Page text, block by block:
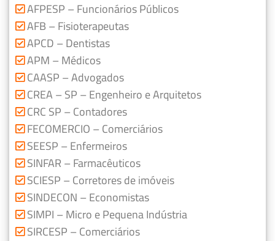
AFPESP – Funcionários Públicos
AFB – Fisioterapeutas
APCD – Dentistas
APM – Médicos
CAASP – Advogados
CREA – SP – Engenheiro e Arquitetos
CRC SP – Contadores
FECOMERCIO – Comerciários
SEESP – Enfermeiros
SINFAR – Farmacêuticos
SCIESP – Corretores de imóveis
SINDECON – Economistas
SIMPI – Micro e Pequena Indústria
SIRCESP – Comerciários